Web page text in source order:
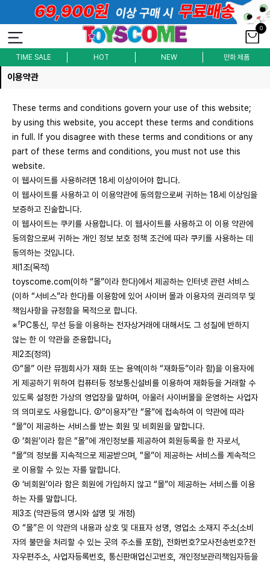
0
TIME SALE HOT NEW 만화 제품
이용약관
These terms and conditions govern your use of this website;
by using this website, you accept these terms and conditions
in full. If you disagree with these terms and conditions or any
part of these terms and conditions, you must not use this
website.
이 웹사이트를 사용하려면 18세 이상이어야 합니다.
이 웹사이트를 사용하고 이 이용약관에 동의함으로써 귀하는 18세 이상임을
보증하고 진술합니다.
이 웹사이트는 쿠키를 사용합니다. 이 웹사이트를 사용하고 이 이용 약관에
동의함으로써 귀하는 개인 정보 보호 정책 조건에 따라 쿠키를 사용하는 데
동의하는 것입니다.
제1조(목적)
toyscome.com(이하 “몰”이라 한다)에서 제공하는 인터넷 관련 서비스
(이하 “서비스”라 한다)를 이용함에 있어 사이버 몰과 이용자의 권리의무 및
책임사항을 규정함을 목적으로 합니다.
※「PC통신, 무선 등을 이용하는 전자상거래에 대해서도 그 성질에 반하지
않는 한 이 약관을 준용합니다」
제2조(정의)
①“몰” 이란 뮤젬회사가 재화 또는 용역(이하 “재화등”이라 함)을 이용자에
게 제공하기 위하여 컴퓨터등 정보통신설비를 이용하여 재화등을 거래할 수
있도록 설정한 가상의 영업장을 말하며, 아울러 사이버몰을 운영하는 사업자
의 의미로도 사용합니다. ②“이용자”란 “몰”에 접속하여 이 약관에 따라
“몰”이 제공하는 서비스를 받는 회원 및 비회원을 말합니다.
③ ‘회원’이라 함은 “몰”에 개인정보를 제공하여 회원등록을 한 자로서,
“몰”의 정보를 지속적으로 제공받으며, “몰”이 제공하는 서비스를 계속적으
로 이용할 수 있는 자를 말합니다.
④ ‘비회원’이라 함은 회원에 가입하지 않고 “몰”이 제공하는 서비스를 이용
하는 자를 말합니다.
제3조 (약관등의 명시와 설명 및 개정)
① “몰”은 이 약관의 내용과 상호 및 대표자 성명, 영업소 소재지 주소(소비
자의 불만을 처리할 수 있는 곳의 주소를 포함), 전화번호?모사전송번호?전
자우편주소, 사업자등록번호, 통신판매업신고번호, 개인정보관리책임자등을